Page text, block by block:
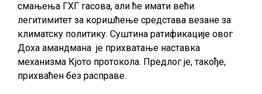
смањења ГХГ гасова, али ће имати већи
легитимитет за коришћење средстава везане за
климатску политику. Суштина ратификације овог
Доха амандмана је прихватање наставка
механизма Кјото протокола. Предлог је, такође,
прихваћен без расправе.